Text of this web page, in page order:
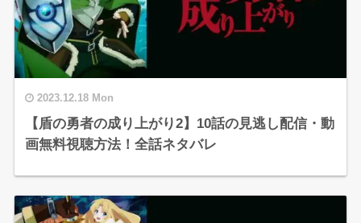
2023.12.18 Mon
【盾の勇者の成り上がり2】10話の見逃し配信・動
画無料視聴方法！全話ネタバレ